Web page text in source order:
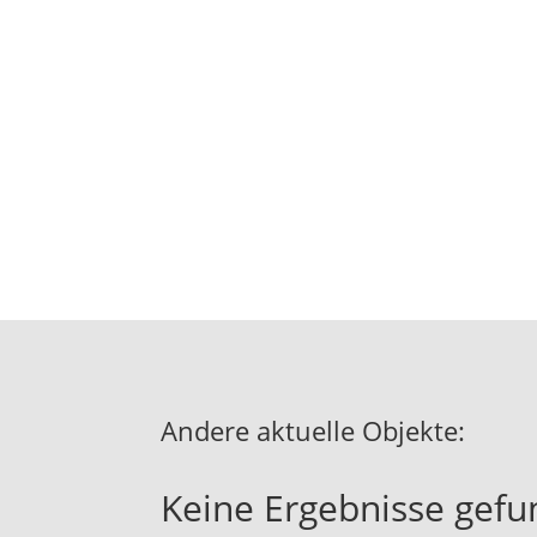
Andere aktuelle Objekte:
Keine Ergebnisse